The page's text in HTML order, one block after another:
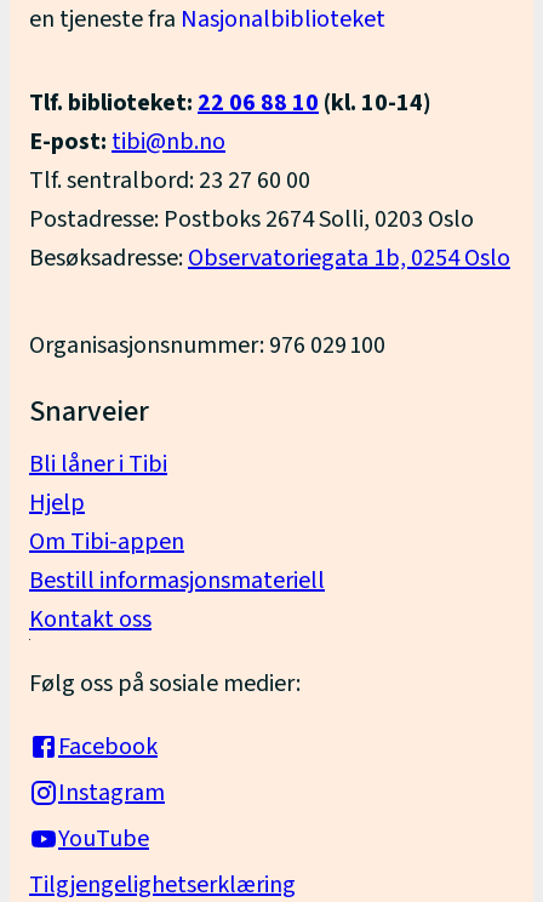
en tjeneste fra Nasjonalbiblioteket
Tlf. biblioteket:22 06 88 10(kl. 10-14)
E-post:tibi@nb.no
Tlf. sentralbord: 23 27 60 00
Postadresse: Postboks 2674 Solli, 0203 Oslo
Besøksadresse:Observatoriegata 1b, 0254 Oslo
Organisasjonsnummer: 976 029 100
Snarveier
Bli låner i Tibi
Hjelp
Om Tibi-appen
Bestill informasjonsmateriell
Kontakt oss
Følg oss på sosiale medier:
Facebook
Instagram
YouTube
Tilgjengelighetserklæring